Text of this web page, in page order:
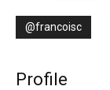
@francoisc
Profile